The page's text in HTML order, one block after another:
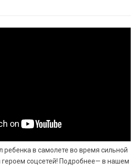
ребенка в самолете во время сильной
героем соцсетей! Подробнее— в нашем